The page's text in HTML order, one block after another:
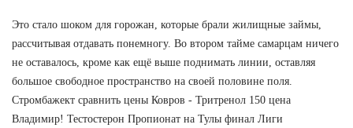
Это стало шоком для горожан, которые брали жилищные займы,
рассчитывая отдавать понемногу. Во втором тайме самарцам ничего
не оставалось, кроме как ещё выше поднимать линии, оставляя
большое свободное пространство на своей половине поля.
Стромбажект сравнить цены Ковров - Тритренол 150 цена
Владимир! Тестостерон Пропионат на Тулы финал Лиги